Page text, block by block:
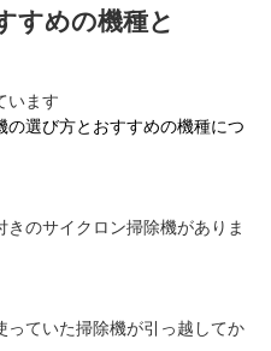
すめの機種と
います
の選び方とおすすめの機種につ
のサイクロン掃除機がありま
っていた掃除機が引っ越してか